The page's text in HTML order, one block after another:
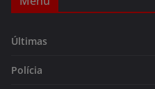
Últimas
Polícia